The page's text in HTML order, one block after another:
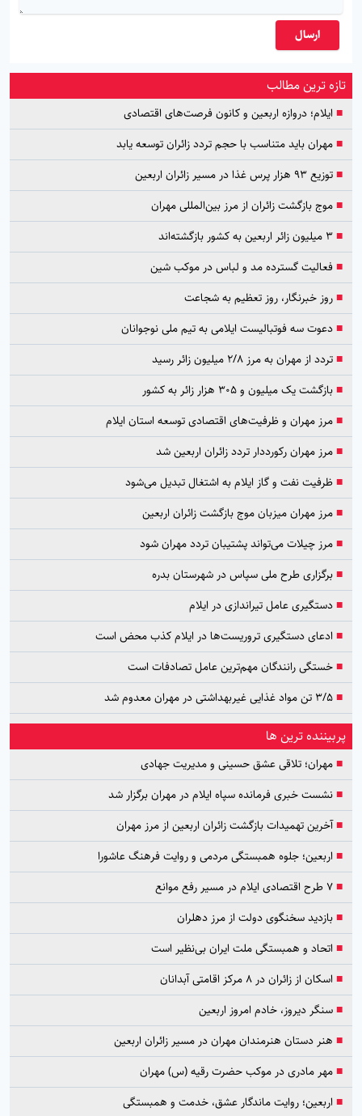
ارسال
تازه ترین مطالب
■ ایلام؛ دروازه اربعین و کانون فرصت‌های اقتصادی
■مهران باید متناسب با حجم تردد زائران توسعه یابد
■توزیع ۹۳ هزار پرس غذا در مسیر زائران اربعین
■موج بازگشت زائران از مرز بین‌المللی مهران
■۳ میلیون زائر اربعین به کشور بازگشته‌اند
■فعالیت گسترده مد و لباس در موکب شین
■روز خبرنگار، روز تعظیم به شجاعت
■دعوت سه فوتبالیست ایلامی به تیم ملی نوجوانان
■تردد از مهران به مرز ۲/۸ میلیون زائر رسید
■بازگشت یک میلیون و ۳۰۵ هزار زائر به کشور
■مرز مهران و ظرفیت‌های اقتصادی توسعه استان ایلام
■مرز مهران رکورددار تردد زائران اربعین شد
■ظرفیت نفت و گاز ایلام به اشتغال تبدیل می‌شود
■مرز مهران میزبان موج بازگشت زائران اربعین
■مرز چیلات می‌تواند پشتیبان تردد مهران شود
■برگزاری طرح ملی سپاس در شهرستان بدره
■دستگیری عامل تیراندازی در ایلام
■ ادعای دستگیری تروریست‌ها در ایلام کذب محض است
■خستگی رانندگان مهم‌ترین عامل تصادفات است
■۳/۵ تن مواد غذایی غیربهداشتی در مهران معدوم شد
پربیننده ترین ها
■مهران؛ تلاقی عشق حسینی و مدیریت جهادی
■نشست خبری فرمانده سپاه ایلام در مهران برگزار شد
■آخرین تهمیدات بازگشت زائران اربعین از مرز مهران
■ اربعین؛ جلوه همبستگی مردمی و روایت فرهنگ عاشورا
■۷ طرح اقتصادی ایلام در مسیر رفع موانع
■بازدید سخنگوی دولت از مرز دهلران
■ اتحاد و همبستگی ملت ایران بی‌نظیر است
■ اسکان از زائران در ۸ مرکز اقامتی آبدانان
■سنگر دیروز، خادم امروز اربعین
■ هنر دستان هنرمندان مهران در مسیر زائران اربعین
■مهر مادری در موکب حضرت رقیه (س) مهران
■ اربعین؛ روایت ماندگار عشق، خدمت و همبستگی